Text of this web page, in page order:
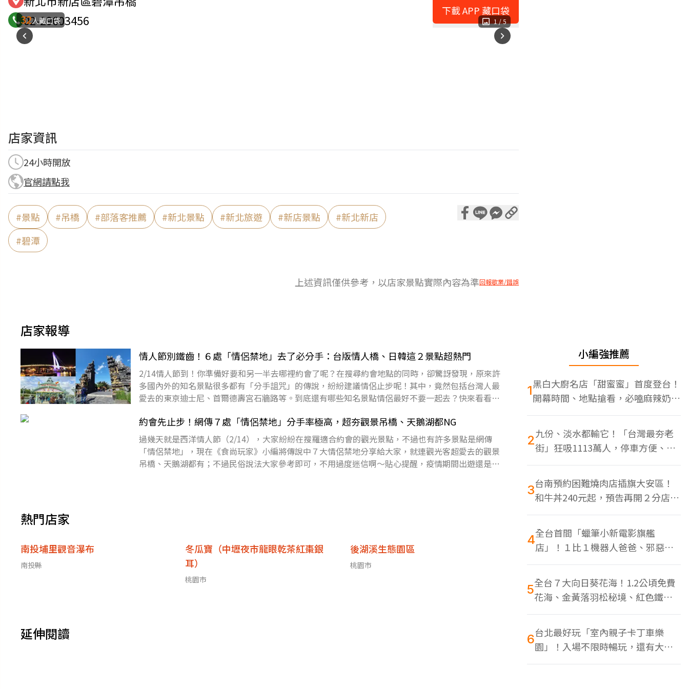
1 /5
32人藏口袋
02-29603456
店家資訊
24小時開放
官網請點我
#景點 #吊橋 #部落客推薦 #新北景點 #新北旅遊 #新店景點 #新北新店
#碧潭
下載 APP 藏口袋
上述資訊僅供參考，以店家景點實際內容為準回報歇業/錯誤
店家報導
情人節別鐵齒！６處「情侶禁地」去了必分手：台版情人橋、日韓這２景點超熱門
2/14情人節到！你準備好要和另一半去哪裡約會了呢？在搜尋約會地點的同時，卻驚訝發現，原來許
多國內外的知名景點很多都有「分手詛咒」的傳說，紛紛建議情侶止步呢！其中，竟然包括台灣人最
愛去的東京迪士尼、首爾德壽宮石牆路等。到底還有哪些知名景點情侶最好不要一起去？快來看看這
約會先止步！網傳７處「情侶禁地」分手率極高，超夯觀景吊橋、天鵝湖都NG
過幾天就是西洋情人節（2/14），大家紛紛在搜羅適合約會的觀光景點，不過也有許多景點是網傳
「情侶禁地」，現在《食尚玩家》小編將傳說中７大情侶禁地分享給大家，就連觀光客超愛去的觀景
吊橋、天鵝湖都有；不過民俗說法大家參考即可，不用過度迷信啊～貼心提醒，疫情期間出遊還是要
熱門店家
南投埔里觀音瀑布
南投縣
冬瓜寶（中壢夜市龍眼乾茶紅棗銀
耳）
桃園市
後湖溪生態園區
桃園市
延伸閱讀
小編強推薦
1黑白大廚名店「甜蜜蜜」首度登台！
開幕時間、地點搶看，必嗑麻辣奶油
蝦
2九份、淡水都輸它！「台灣最夯老
街」狂吸1113萬人，停車方便、特
色美食多
3台南預約困難燒肉店插旗大安區！
和牛丼240元起，預告再開２分店、
地點曝光
4全台首間「蠟筆小新電影旗艦
店」！１比１機器人爸爸、邪惡正
男，百款周邊買翻
5全台７大向日葵花海！1.2公頃免費
花海、金黃落羽松秘境、紅色鐵橋
同框
6台北最好玩「室內親子卡丁車樂
園」！入場不限時暢玩，還有大螢
幕Switch遊戲區